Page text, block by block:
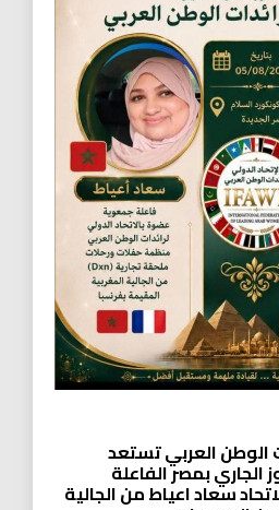
الوطن العربي تستعد
5 يوليوز الجاري بمصر الفاعلة
سعاد اعياط من الجالية